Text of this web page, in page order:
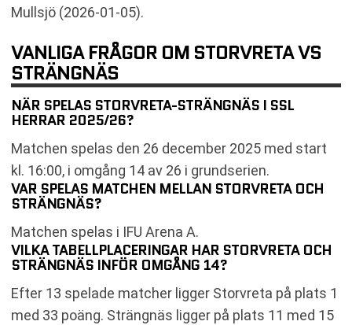
Mullsjö (2026-01-05).
VANLIGA FRÅGOR OM STORVRETA VS
STRÄNGNÄS
NÄR SPELAS STORVRETA-STRÄNGNÄS I SSL
HERRAR 2025/26?
Matchen spelas den 26 december 2025 med start
kl. 16:00, i omgång 14 av 26 i grundserien.
VAR SPELAS MATCHEN MELLAN STORVRETA OCH
STRÄNGNÄS?
Matchen spelas i IFU Arena A.
VILKA TABELLPLACERINGAR HAR STORVRETA OCH
STRÄNGNÄS INFÖR OMGÅNG 14?
Efter 13 spelade matcher ligger Storvreta på plats 1
med 33 poäng. Strängnäs ligger på plats 11 med 15